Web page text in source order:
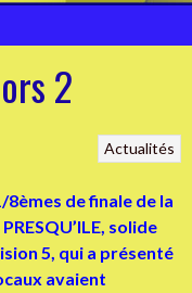
2
Actualités
de finale de la
solide
5, qui a présenté
avaient